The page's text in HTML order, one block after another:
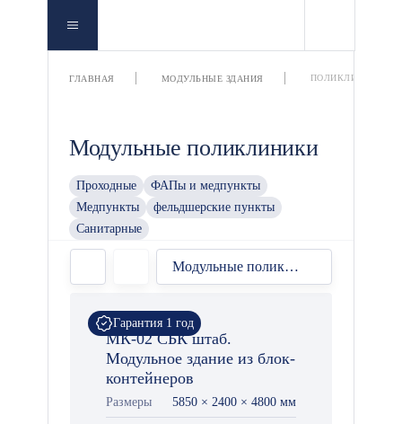
ГЛАВНАЯ МОДУЛЬНЫЕ ЗДАНИЯ ПОЛИКЛИНИКИ
Модульные поликлиники
Проходные
ФАПы и медпункты
Медпункты
фельдшерские пункты
Санитарные
Модульные поликлиники
Гарантия 1 год
МК-02 СБК штаб.
Модульное здание из блок-
контейнеров
Размеры 5850 × 2400 × 4800 мм